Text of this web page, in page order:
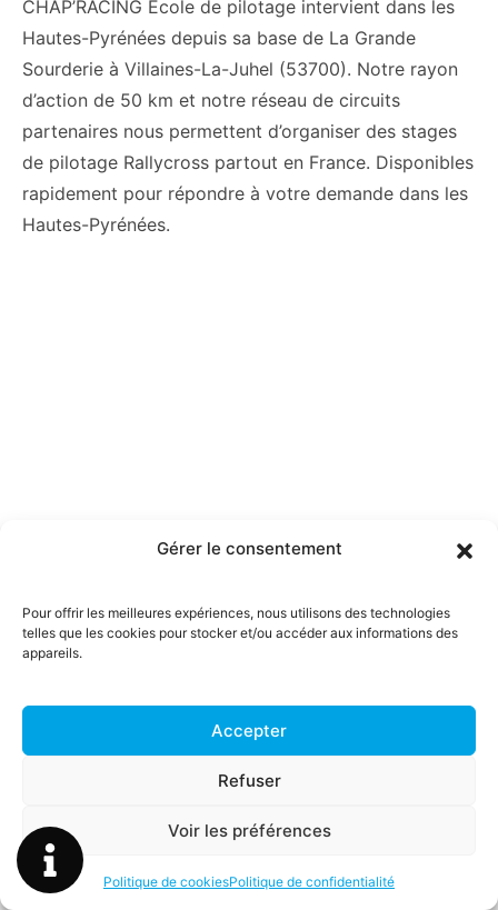
Gérer le consentement
Pour offrir les meilleures expériences, nous utilisons des technologies
telles que les cookies pour stocker et/ou accéder aux informations des
appareils.
Accepter
Refuser
Voir les préférences
Politique de cookiesPolitique de confidentialité
CHAP’RACING Ecole de pilotage intervient dans les
Hautes-Pyrénées depuis sa base de La Grande
Sourderie à Villaines-La-Juhel (53700). Notre rayon
d’action de 50 km et notre réseau de circuits
partenaires nous permettent d’organiser des stages
de pilotage Rallycross partout en France. Disponibles
rapidement pour répondre à votre demande dans les
Hautes-Pyrénées.